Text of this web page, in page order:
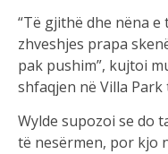
“Të gjithë dhe nëna
zhveshjes prapa
pak pushim”, kujtoi
shfaqjen në Villa
Wylde supozoi se do
të nesërmen, por kjo